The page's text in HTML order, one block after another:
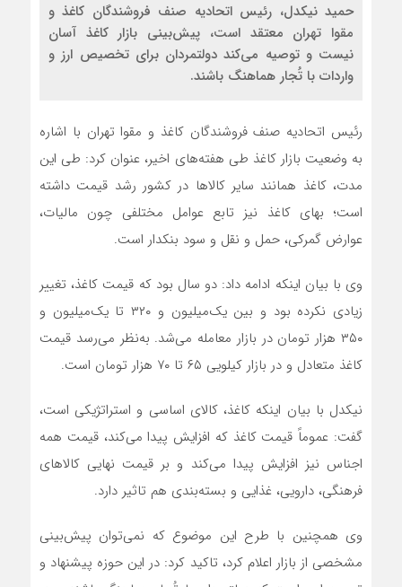
حمید نیکدل، رئیس اتحادیه صنف فروشندگان کاغذ و
مقوا تهران معتقد است، پیش‌بینی بازار کاغذ آسان
نیست و توصیه می‌کند دولتمردان برای تخصیص ارز و
واردات با تُجار هماهنگ باشند.
رئیس اتحادیه صنف فروشندگان کاغذ و مقوا تهران با اشاره
به وضعیت بازار کاغذ طی هفته‌های اخیر، عنوان کرد: طی این
مدت، کاغذ همانند سایر کالاها در کشور رشد قیمت داشته
است؛ بهای کاغذ نیز تابع عوامل مختلفی چون مالیات،
عوارض گمرکی، حمل و نقل و سود بنکدار است.
وی با بیان اینکه ادامه داد: دو سال بود که قیمت کاغذ، تغییر
زیادی نکرده بود و بین یک‌میلیون و ۳۲۰ تا یک‌میلیون و
۳۵۰ هزار تومان در بازار معامله می‌شد. به‌نظر می‌رسد قیمت
کاغذ متعادل و در بازار کیلویی ۶۵ تا ۷۰ هزار تومان است.
نیکدل با بیان اینکه کاغذ، کالای اساسی و استراتژیکی است،
گفت: عموماً قیمت کاغذ که افزایش پیدا می‌کند، قیمت همه
اجناس نیز افزایش پیدا می‌کند و بر قیمت نهایی کالاهای
فرهنگی، دارویی، غذایی و بسته‌بندی هم تاثیر دارد.
وی همچنین با طرح این موضوع که نمی‌توان پیش‌بینی
مشخصی از بازار اعلام کرد، تاکید کرد: در این حوزه پیشنهاد و